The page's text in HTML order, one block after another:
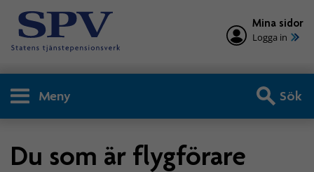
Mina sidor
Logga in
Meny Sök
Du som är flygförare